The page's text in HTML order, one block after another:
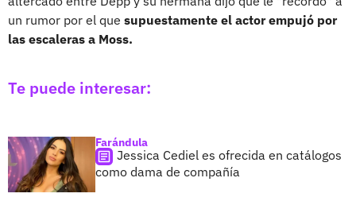
un rumor por el que supuestamente el actor empujó por
las escaleras a Moss.
Te puede interesar:
Farándula
Jessica Cediel es ofrecida en catálogos
como dama de compañía